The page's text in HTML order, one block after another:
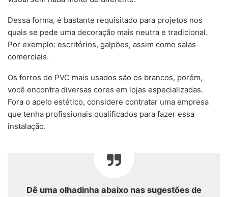
Dessa forma, é bastante requisitado para projetos nos
quais se pede uma decoração mais neutra e tradicional.
Por exemplo: escritórios, galpões, assim como salas
comerciais.
Os forros de PVC mais usados são os brancos, porém,
você encontra diversas cores em lojas especializadas.
Fora o apelo estético, considere contratar uma empresa
que tenha profissionais qualificados para fazer essa
instalação.
Dê uma olhadinha abaixo nas sugestões de